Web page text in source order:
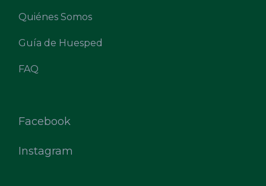
Quiénes Somos
Guía de Huesped
FAQ
Facebook
Instagram